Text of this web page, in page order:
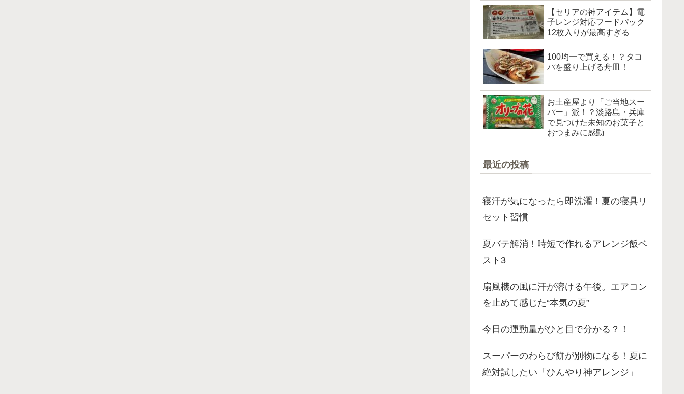
【セリアの神アイテム】電
子レンジ対応フードパック
12枚入りが最高すぎる
100均一で買える！？タコ
パを盛り上げる舟皿！
お土産屋より「ご当地スー
パー」派！？淡路島・兵庫
で見つけた未知のお菓子と
おつまみに感動
最近の投稿
寝汗が気になったら即洗濯！夏の寝具リ
セット習慣
夏バテ解消！時短で作れるアレンジ飯ベ
スト3
扇風機の風に汗が溶ける午後。エアコン
を止めて感じた“本気の夏”
今日の運動量がひと目で分かる？！
スーパーのわらび餅が別物になる！夏に
絶対試したい「ひんやり神アレンジ」